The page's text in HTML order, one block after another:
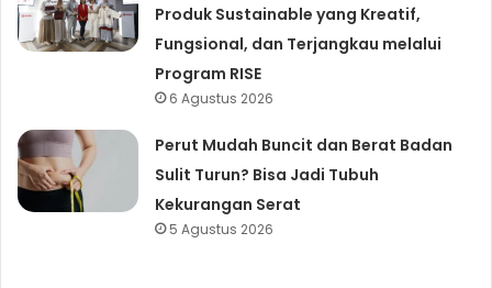
Produk Sustainable yang Kreatif,
Fungsional, dan Terjangkau melalui
Program RISE
6 Agustus 2026
Perut Mudah Buncit dan Berat Badan
Sulit Turun? Bisa Jadi Tubuh
Kekurangan Serat
5 Agustus 2026